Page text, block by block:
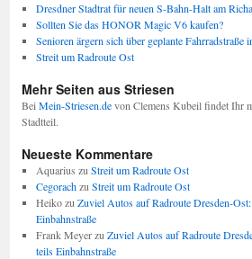
Dresdner Stadtrat für neuen S-Bahn-Halt am
Sollten Sie das HONOR Magic V6 kaufen?
Senioren ärgern sich über geplante Fahrradstraße
Streit um Radroute Ost
Mehr Seiten aus Striesen
Bei Mein-Striesen.devon Clemens Kubeil findet Ihr
Stadtteil.
Neueste Kommentare
Aquarius zu Streit um Radroute Ost
Cegorachzu Streit um Radroute Ost
Heikozu Zuviel Autos auf Radroute Dresden-
Einbahnstraße
Frank Meyerzu Zuviel Autos auf Radroute
teils Einbahnstraße